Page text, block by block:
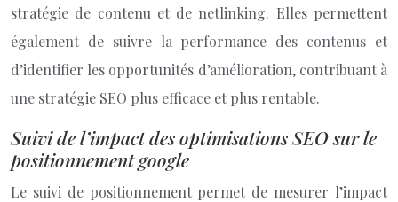
stratégie de contenu et de netlinking. Elles permettent
également de suivre la performance des contenus et
d’identifier les opportunités d’amélioration, contribuant à
une stratégie SEO plus efficace et plus rentable.
Suivi de l’impact des optimisations SEO sur le
positionnement google
Le suivi de positionnement permet de mesurer l’impact